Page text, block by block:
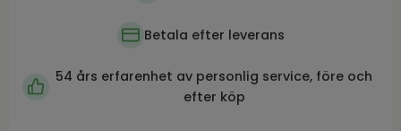
Betala efter leverans
54 års erfarenhet av personlig service, före och
efter köp